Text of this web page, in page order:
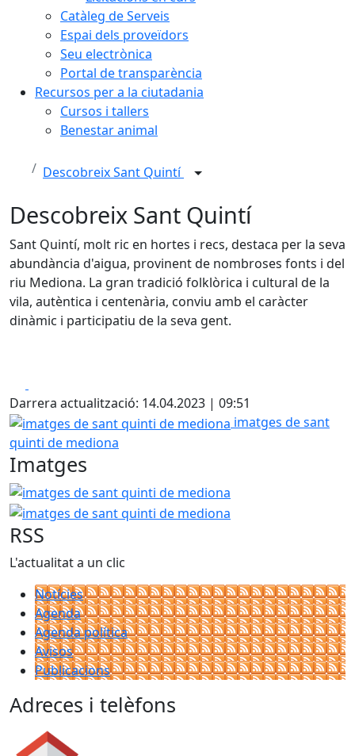
Catàleg de Serveis
Espai dels proveïdors
Seu electrònica
Portal de transparència
Recursos per a la ciutadania
Cursos i tallers
Benestar animal
Descobreix Sant Quintí
Descobreix Sant Quintí
Sant Quintí, molt ric en hortes i recs, destaca per la seva
abundància d'aigua, provinent de nombroses fonts i del
riu Mediona. La gran tradició folklòrica i cultural de la
vila, autèntica i centenària, conviu amb el caràcter
dinàmic i participatiu de la seva gent.
Darrera actualització: 14.04.2023 | 09:51
imatges de sant quinti de mediona
imatges de sant
quinti de mediona
Imatges
imatges de sant quinti de mediona
RSS
L'actualitat a un clic
Notícies
Agenda
Agenda política
Avisos
Publicacions
Adreces i telèfons